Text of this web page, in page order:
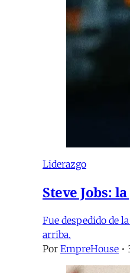
Liderazgo
Steve Jobs:
Fue despedido de
arriba.
Por EmpreHouse •